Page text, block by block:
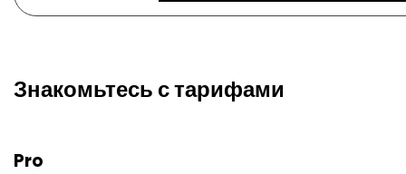
Знакомьтесь с тарифами
Pro